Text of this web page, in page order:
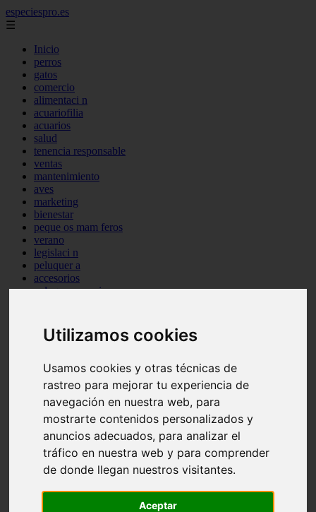
Utilizamos cookies
Usamos cookies y otras técnicas de
rastreo para mejorar tu experiencia de
navegación en nuestra web, para
mostrarte contenidos personalizados y
anuncios adecuados, para analizar el
tráfico en nuestra web y para comprender
de donde llegan nuestros visitantes.
Aceptar
especiespro.es
☰
Inicio
perros
gatos
comercio
alimentaci n
acuariofilia
acuarios
salud
tenencia responsable
ventas
mantenimiento
aves
marketing
bienestar
peque os mam feros
verano
legislaci n
peluquer a
accesorios
peluquer a canina
comportamiento
protagonistas
abandono
adopci n
ferias
higiene
snacks
iberzoo propet
comercios
estanques
conejos